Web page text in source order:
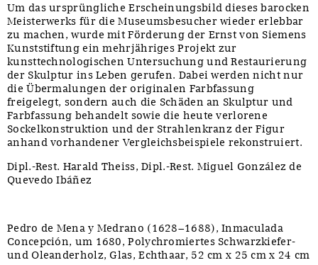
Um das ursprüngliche Erscheinungsbild dieses barocken
Meisterwerks für die Museumsbesucher wieder erlebbar
zu machen, wurde mit Förderung der Ernst von Siemens
Kunststiftung ein mehrjähriges Projekt zur
kunsttechnologischen Untersuchung und Restaurierung
der Skulptur ins Leben gerufen. Dabei werden nicht nur
die Übermalungen der originalen Farbfassung
freigelegt, sondern auch die Schäden an Skulptur und
Farbfassung behandelt sowie die heute verlorene
Sockelkonstruktion und der Strahlenkranz der Figur
anhand vorhandener Vergleichsbeispiele rekonstruiert.
Dipl.-Rest. Harald Theiss, Dipl.-Rest. Miguel González de
Quevedo Ibáñez
Pedro de Mena y Medrano (1628−1688), Inmaculada
Concepción, um 1680, Polychromiertes Schwarzkiefer-
und Oleanderholz, Glas, Echthaar, 52 cm x 25 cm x 24 cm